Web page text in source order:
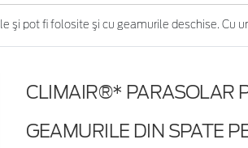
şi pot fi folosite şi cu geamurile deschise. Cu
CLIMAIR®* PARASOLAR
GEAMURILE DIN SPATE